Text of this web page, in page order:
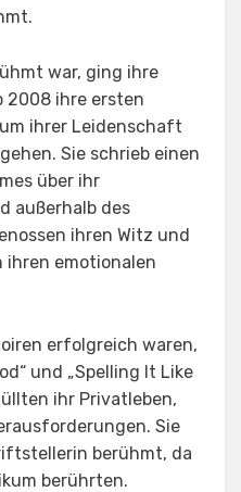
war, ging ihre
2008 ihre ersten
um ihrer Leidenschaft
Sie schrieb einen
über ihr
außerhalb des
ihren Witz und
ihren emotionalen
erfolgreich waren,
und „Spelling It Like
ihr Privatleben,
Sie
berühmt, da
berührten.